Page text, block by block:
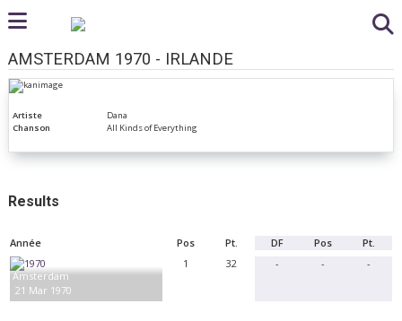
AMSTERDAM 1970 - IRLANDE
Artiste
Dana
Chanson
All Kinds of Everything
Results
Année Pos Pt. DF Pos Pt.
Amsterdam
21 Mar 1970
1 32 - - -